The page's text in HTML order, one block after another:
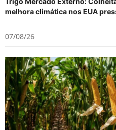
melhora climática nos EUA
07/08/26